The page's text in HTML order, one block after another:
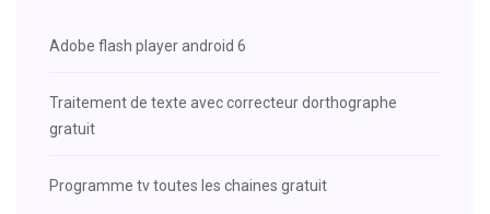
Adobe flash player android 6
Traitement de texte avec correcteur dorthographe
gratuit
Programme tv toutes les chaines gratuit